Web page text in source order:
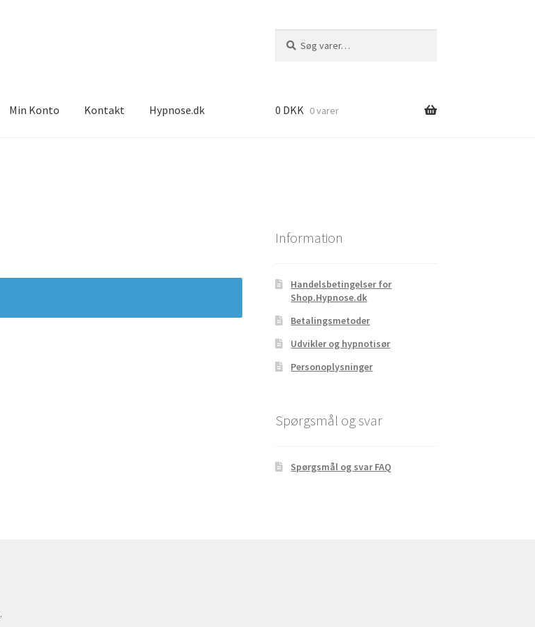
efter:
Min Konto Kontakt Hypnose.dk 0 DKK 0 varer
Information
Handelsbetingelser for
Shop.Hypnose.dk
Betalingsmetoder
Udvikler og hypnotisør
Personoplysninger
Spørgsmål og svar
Spørgsmål og svar FAQ
.